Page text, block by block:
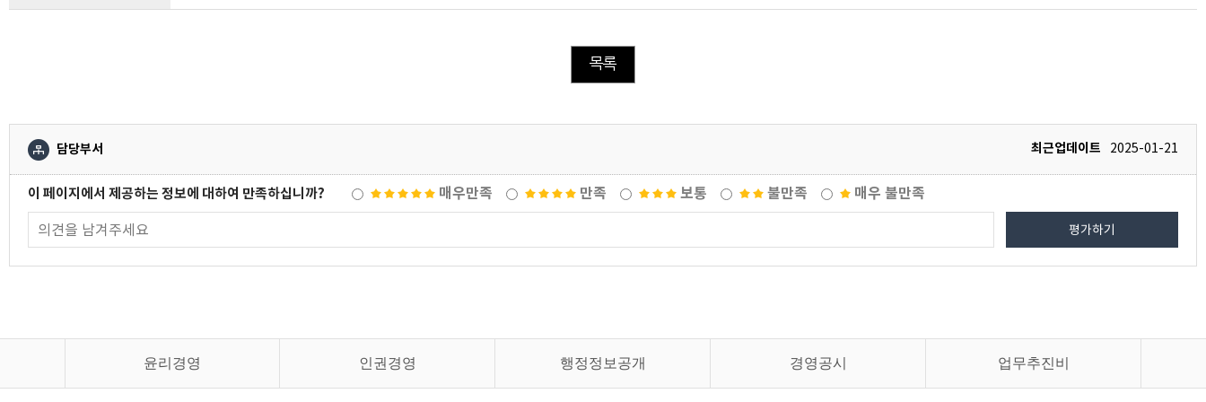
목록
담당부서 최근업데이트 2025-01-21
이 페이지에서 제공하는 정보에 대하여 만족하십니까? 매우만족 만족 보통 불만족 매우 불만족
평가하기
윤리경영 인권경영 행정정보공개 경영공시 업무추진비